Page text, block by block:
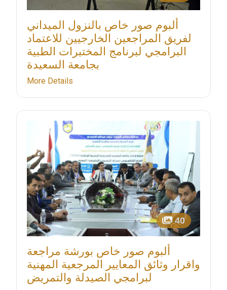
ألبوم صور خاص بالنزول الميداني
لفريق المراجعين الخارجيين للاعتماد
البرامجي لبرنامج المختبرات الطبية
بجامعة السعيدة
More Details
40
ألبوم صور خاص بورشة مراجعة
واقرار وثائق المعايير المرجعية المهنية
لبرامجي الصيدلة والتمريض